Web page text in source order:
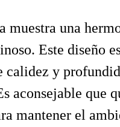
muestra una
Este diseño
calidez y
aconsejable que
mantener el